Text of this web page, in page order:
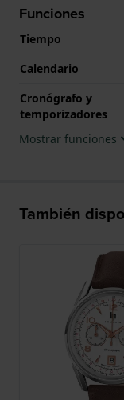
Funciones
Tiempo
Calendario
Cronógrafo y
temporizadores
Mostrar funciones
También